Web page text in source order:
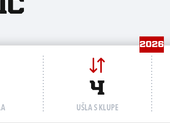
2026
4
UŠLA S KLUPE